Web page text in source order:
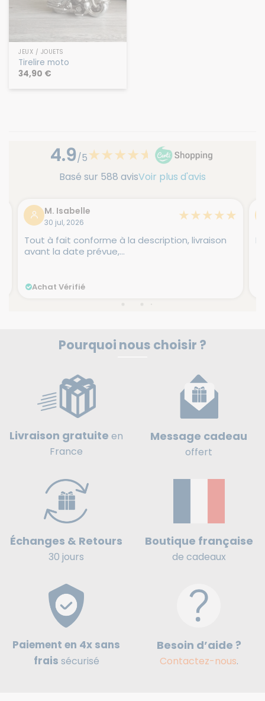
JEUX / JOUETS
Tirelire moto
34,90 €
4.9/5★★★★★
★
Basé sur 588 avisVoir plus d'avis
M. Isabelle
30 jul, 2026 ★★★★★
Tout à fait conforme à la description, livraison
avant la date prévue,...
Achat Vérifié
Pourquoi nous choisir ?
Livraison gratuite en
France
Message cadeau
offert
Échanges & Retours
30 jours
Boutique française
de cadeaux
Paiement en 4x sans
frais sécurisé
Besoin d’aide ?
Contactez-nous.